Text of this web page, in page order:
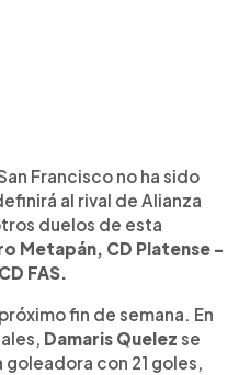
Francisco no ha sido
al rival de Alianza
duelos de esta
Metapán, CD Platense -
FAS.
fin de semana. En
Damaris Quelez se
con 21 goles,